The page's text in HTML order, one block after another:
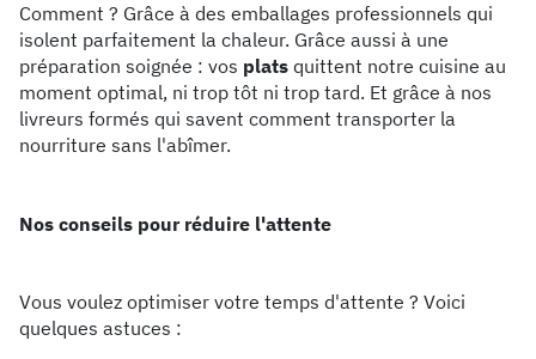
Comment ? Grâce à des emballages professionnels qui
isolent parfaitement la chaleur. Grâce aussi à une
préparation soignée : vos plats quittent notre cuisine au
moment optimal, ni trop tôt ni trop tard. Et grâce à nos
livreurs formés qui savent comment transporter la
nourriture sans l'abîmer.
Nos conseils pour réduire l'attente
Vous voulez optimiser votre temps d'attente ? Voici
quelques astuces :